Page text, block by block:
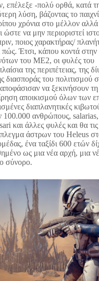
επέλεξε -πολύ ορθά, κατά
λύση, βάζοντας το
χρόνια στο μέλλον
ώστε να μην περιοριστεί
ποιος χαρακτήρας/
πώς. Έτσι, κάπου κοντά στην
του ME2, οι φυλές του
της περιπέτειας, της
διασποράς του πολιτισμού
να ξεκινήσουν τη
αποικισμού όλων των
διαπλανητικές
100.000 ανθρώπους, salarias,
και άλλες φυλές και θα τις
άστρων του Heleus
ένα ταξίδι 600 ετών
ως μια νέα αρχή, μια
σύνορο.